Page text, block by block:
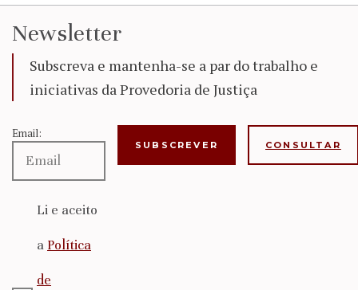
Newsletter
Subscreva e mantenha-se a par do trabalho e
iniciativas da Provedoria de Justiça
Email:
Li e aceito
a Política
de
CONSULTAR